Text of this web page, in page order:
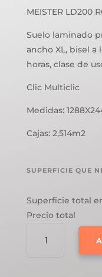
MEISTER LD200
Suelo laminado
ancho XL, bisel a
horas, clase de
Clic Multiclic
Medidas:
Cajas: 2,514m2
SUPERFICIE QUE
Superficie total
Precio total
LD200